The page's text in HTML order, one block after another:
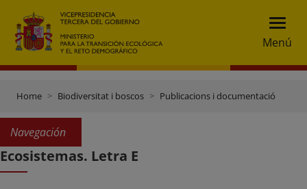
Menú
Home Biodiversitat i boscos Publicacions i documentació
Navegación
Ecosistemas. Letra E